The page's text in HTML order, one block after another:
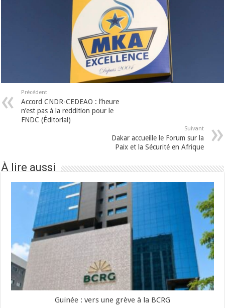
Précédent
Accord CNDR-CEDEAO : l’heure
n’est pas à la reddition pour le
FNDC (Éditorial)
Suivant
Dakar accueille le Forum sur la
Paix et la Sécurité en Afrique
À lire aussi
Guinée : vers une grève à la BCRG